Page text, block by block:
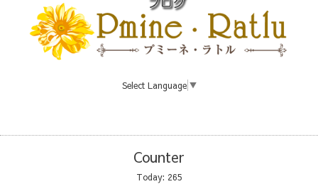
Select Language ▼
Counter
Today: 265